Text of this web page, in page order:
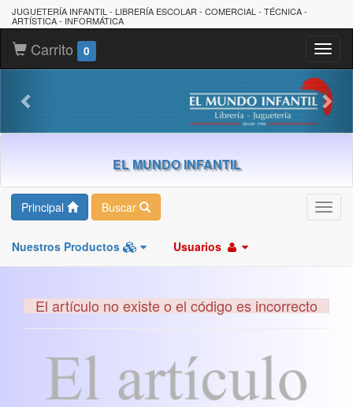
JUGUETERÍA INFANTIL - LIBRERÍA ESCOLAR - COMERCIAL - TÉCNICA -
ARTÍSTICA - INFORMÁTICA
Carrito 0
EL MUNDO INFANTIL
Principal Buscar
Nuestros Productos Usuarios
El artículo no existe o el código es incorrecto